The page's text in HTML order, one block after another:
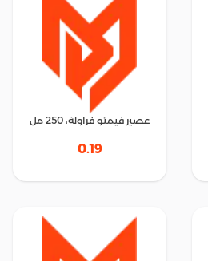
عصير فيمتو فراولة، 250 مل
0.19